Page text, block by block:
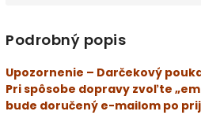
Podrobný popis
Upozornenie – Darčekový
Pri spôsobe dopravy zvoľte
bude doručený e-mailom po